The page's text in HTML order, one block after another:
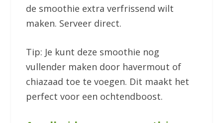
de smoothie extra verfrissend wilt
maken. Serveer direct.
Tip: Je kunt deze smoothie nog
vullender maken door havermout of
chiazaad toe te voegen. Dit maakt het
perfect voor een ochtendboost.